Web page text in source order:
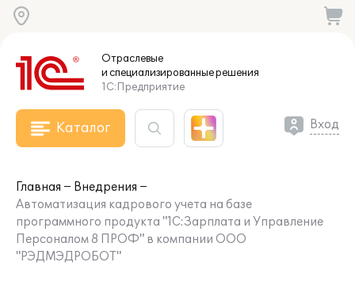
Отраслевые
и специализированныерешения
1С:Предприятие
Каталог Вход
Главная
Внедрения
Автоматизация кадрового учета на базе
программного продукта "1С:Зарплата и Управление
Персоналом 8 ПРОФ" в компании ООО
"РЭДМЭДРОБОТ"